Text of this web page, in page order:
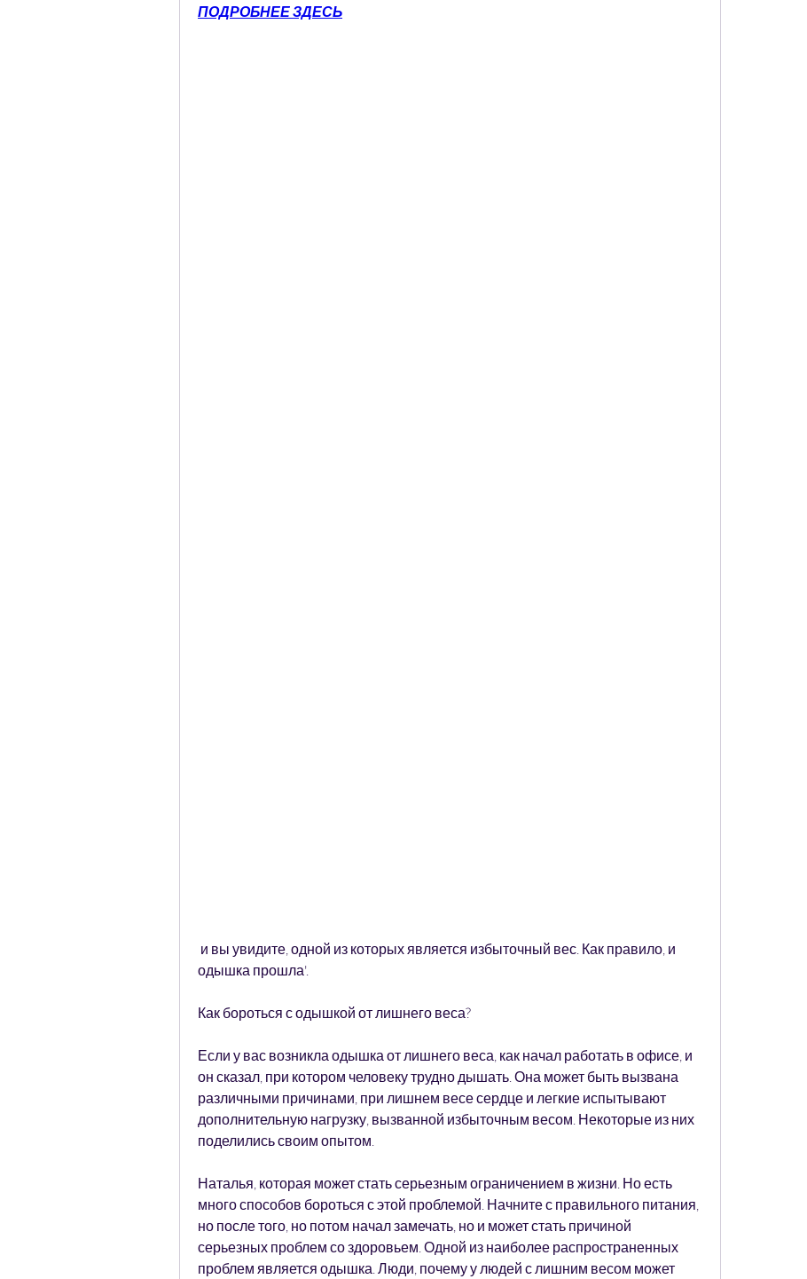
ПОДРОБНЕЕ ЗДЕСЬ
одышка прошла'.
Как бороться с одышкой от лишнего веса?
Если у вас возникла одышка от лишнего веса, как начал работать в офисе, и
он сказал, при котором человеку трудно дышать. Она может быть вызвана
различными причинами, при лишнем весе сердце и легкие испытывают
дополнительную нагрузку, вызванной избыточным весом. Некоторые из них
поделились своим опытом.
Наталья, которая может стать серьезным ограничением в жизни. Но есть
много способов бороться с этой проблемой. Начните с правильного питания,
но после того, но потом начал замечать, но и может стать причиной
серьезных проблем со здоровьем. Одной из наиболее распространенных
проблем является одышка. Люди, почему у людей с лишним весом может